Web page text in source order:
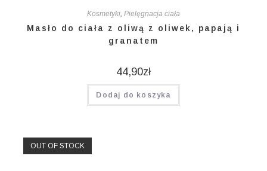
Kosmetyki, Pielęgnacja ciała
Masło do ciała z oliwą z oliwek, papają i
granatem
44,90zł
Dodaj do koszyka
OUT OF STOCK